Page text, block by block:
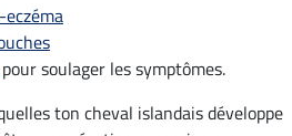
pour soulager les symptômes.
ton cheval islandais développe